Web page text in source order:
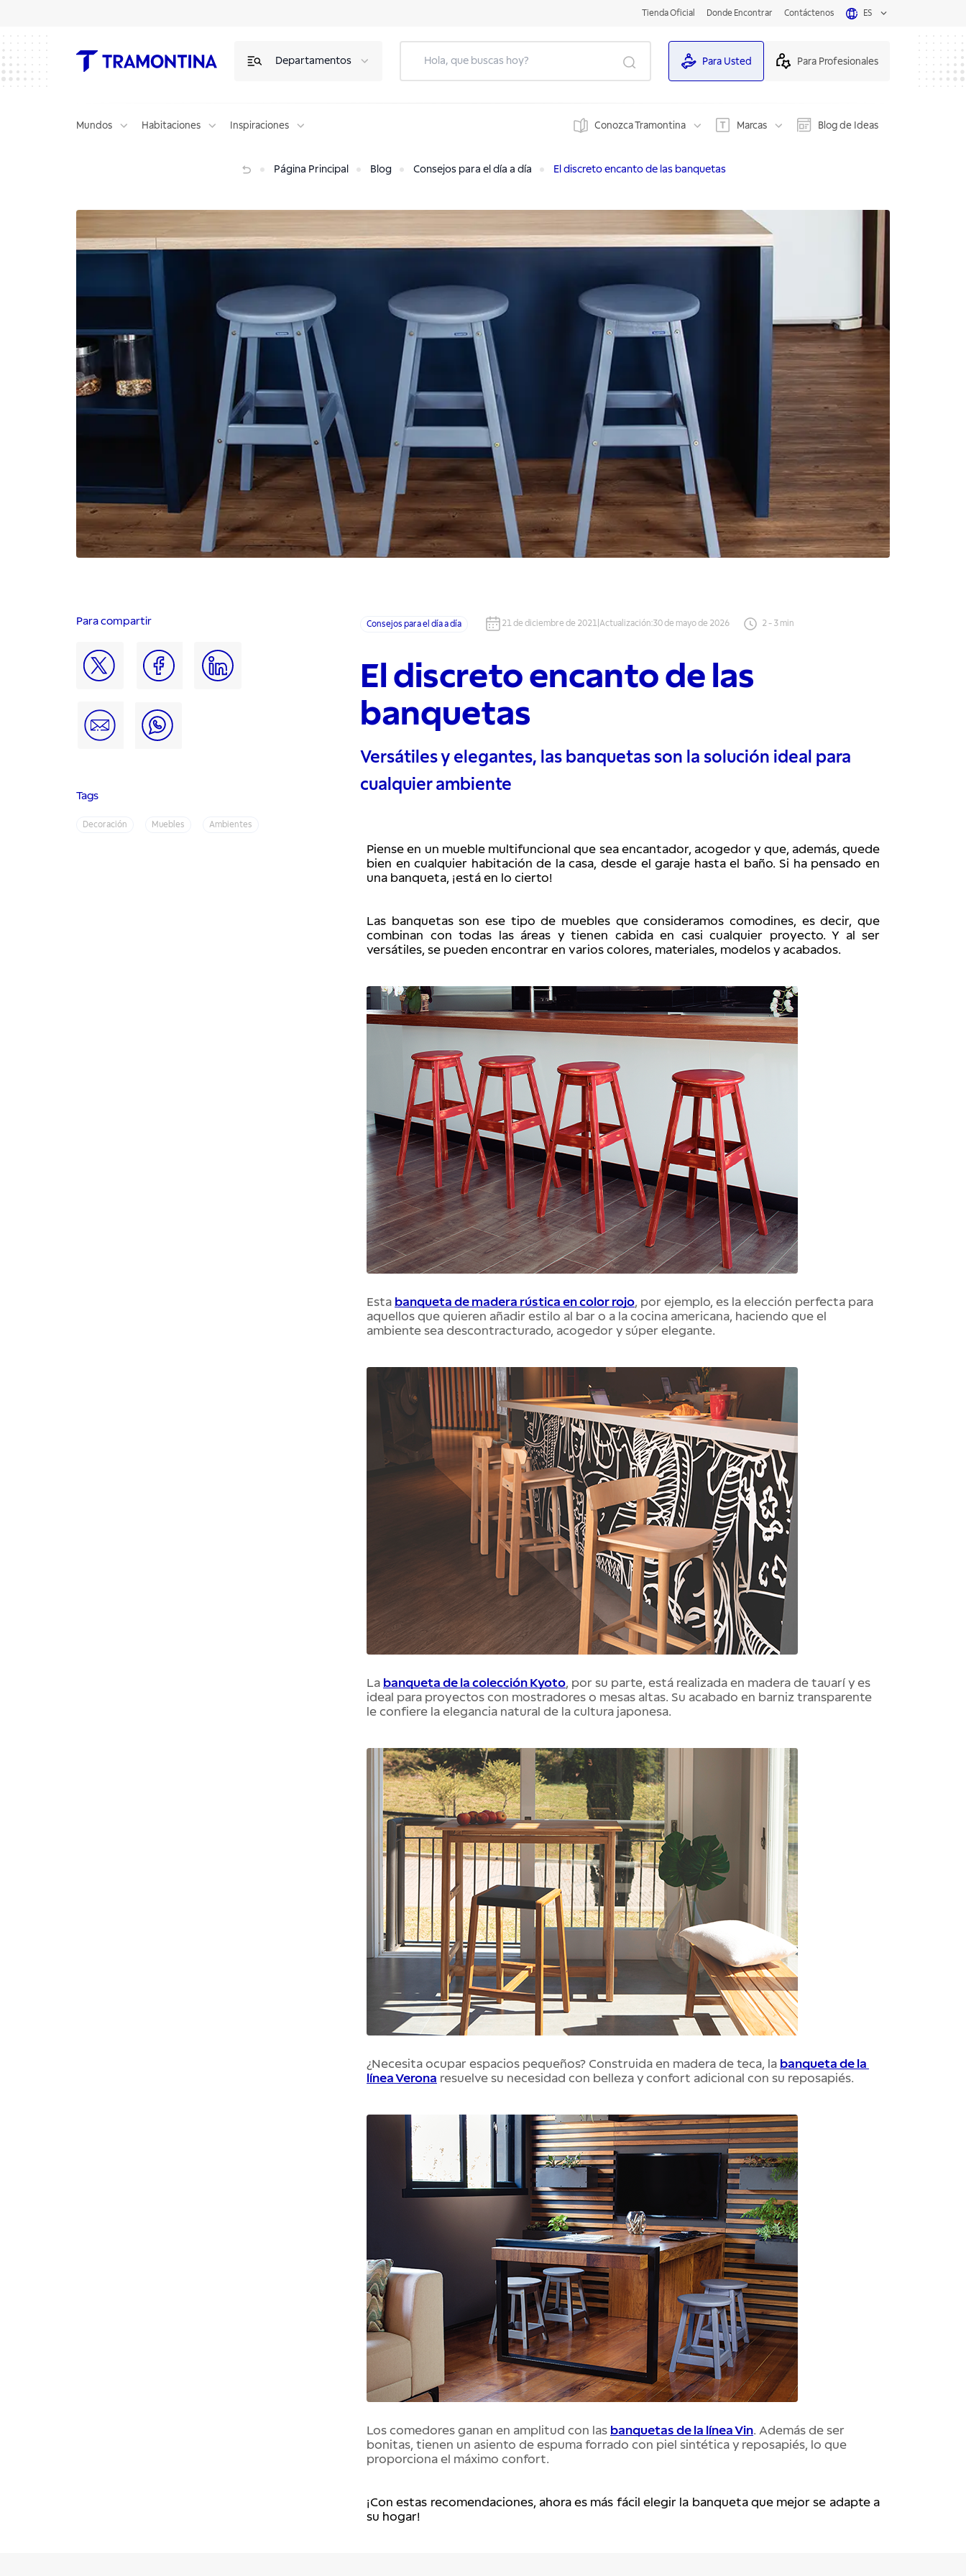
Tienda Oficial Donde Encontrar Contáctenos ES
Departamentos Para Usted Para Profesionales
Mundos Habitaciones Inspiraciones Conozca Tramontina Marcas Blog de Ideas
Página Principal Blog Consejos para el día a día El discreto encanto de las banquetas
Para compartir
Tags
Decoración Muebles Ambientes
Consejos para el día a día 21 de diciembre de 2021 Actualización:30 de mayo de 2026 2- 3 min
El discreto encanto de las
banquetas
Versátiles y elegantes, las banquetas son la solución ideal para
cualquier ambiente
Piense en un mueble multifuncional que sea encantador, acogedor y que, además, quede
bien en cualquier habitación de la casa, desde el garaje hasta el baño. Si ha pensado en
una banqueta, ¡está en lo cierto!
Las banquetas son ese tipo de muebles que consideramos comodines, es decir, que
combinan con todas las áreas y tienen cabida en casi cualquier proyecto. Y al ser
versátiles, se pueden encontrar en varios colores, materiales, modelos y acabados.
Esta banqueta de madera rústica en color rojo, por ejemplo, es la elección perfecta para
aquellos que quieren añadir estilo al bar o a la cocina americana, haciendo que el
ambiente sea descontracturado, acogedor y súper elegante.
La banqueta de la colección Kyoto, por su parte, está realizada en madera de tauarí y es
ideal para proyectos con mostradores o mesas altas. Su acabado en barniz transparente
le confiere la elegancia natural de la cultura japonesa.
¿Necesita ocupar espacios pequeños? Construida en madera de teca, la banqueta de la
línea Verona resuelve su necesidad con belleza y confort adicional con su reposapiés.
Los comedores ganan en amplitud con las banquetas de la línea Vin. Además de ser
bonitas, tienen un asiento de espuma forrado con piel sintética y reposapiés, lo que
proporciona el máximo confort.
¡Con estas recomendaciones, ahora es más fácil elegir la banqueta que mejor se adapte a
su hogar!